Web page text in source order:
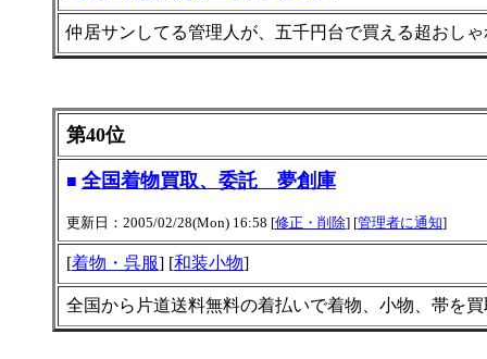
仲居サンしてる管理人が、五千円台で買える超おし
第40位
■ 全国着物買取、委託 夢創庫
更新日：2005/02/28(Mon) 16:58 [修正・削除] [管理者に通知]
[着物・呉服] [和装小物]
全国から片道送料無料の着払いで着物、小物、帯を